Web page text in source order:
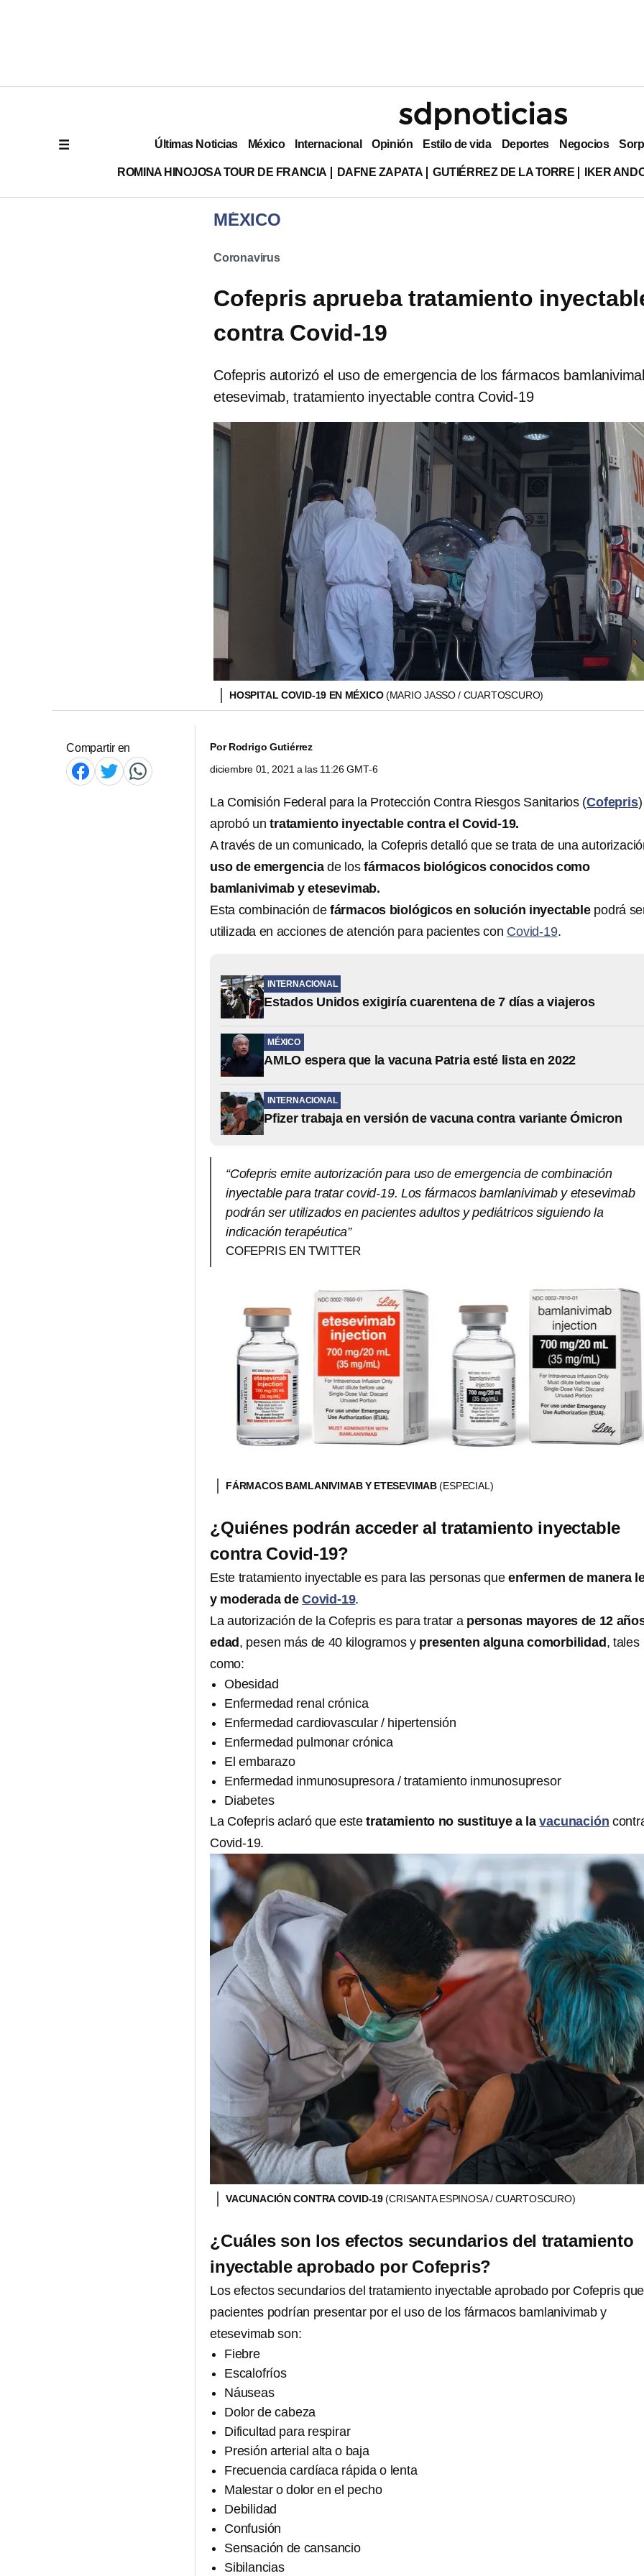
Últimas Noticias México Internacional Opinión Estilo de vida Deportes Negocios
ROMINA HINOJOSA TOUR DE FRANCIA DAFNE ZAPATA GUTIÉRREZ DE LA TORRE IKER
MÉXICO
Coronavirus
Cofepris aprueba tratamiento
contra Covid-19
Cofepris autorizó el uso de emergencia de los fármacos
etesevimab, tratamiento inyectable contra Covid-19
HOSPITAL COVID-19 EN MÉXICO(MARIO JASSO / CUARTOSCURO)
Compartir en PorRodrigo Gutiérrez
diciembre 01, 2021 a las 11:26 GMT-6
La Comisión Federal para la Protección Contra Riesgos Sanitarios (Cofepris)
aprobó untratamiento inyectable contra el Covid-19.
A través de un comunicado, la Cofepris detalló que se trata de una
uso de emergenciade losfármacos biológicos conocidos como
bamlanivimab y etesevimab.
Esta combinación de fármacos biológicos en solución inyectablepodrá
utilizada en acciones de atención para pacientes con Covid-19.
INTERNACIONAL
Estados Unidos exigiría cuarentena de 7 días a viajeros
MÉXICO
AMLO espera que la vacuna Patria esté lista en 2022
INTERNACIONAL
Pfizer trabaja en versión de vacuna contra variante Ómicron
“Cofepris emite autorización para uso de emergencia de combinación
inyectable para tratar covid-19. Los fármacos bamlanivimab y etesevimab
podrán ser utilizados en pacientes adultos y pediátricos siguiendo la
indicación terapéutica”
COFEPRIS EN TWITTER
FÁRMACOS BAMLANIVIMAB Y ETESEVIMAB(ESPECIAL)
¿Quiénes podrán acceder al tratamiento inyectable
contra Covid-19?
Este tratamiento inyectable es para las personas queenfermen de manera
y moderada deCovid-19.
La autorización de la Cofepris es para tratar a personas mayores de 12
edad, pesen más de 40 kilogramos y presenten alguna comorbilidad, tales
como:
Obesidad
Enfermedad renal crónica
Enfermedad cardiovascular / hipertensión
Enfermedad pulmonar crónica
El embarazo
Enfermedad inmunosupresora / tratamiento inmunosupresor
Diabetes
La Cofepris aclaró que estetratamiento no sustituye a lavacunación
Covid-19.
VACUNACIÓN CONTRA COVID-19(CRISANTA ESPINOSA / CUARTOSCURO)
¿Cuáles son los efectos secundarios del tratamiento
inyectable aprobado por Cofepris?
Los efectos secundarios del tratamiento inyectable aprobado por Cofepris
pacientes podrían presentar por el uso de los fármacos bamlanivimab y
etesevimab son:
Fiebre
Escalofríos
Náuseas
Dolor de cabeza
Dificultad para respirar
Presión arterial alta o baja
Frecuencia cardíaca rápida o lenta
Malestar o dolor en el pecho
Debilidad
Confusión
Sensación de cansancio
Sibilancias